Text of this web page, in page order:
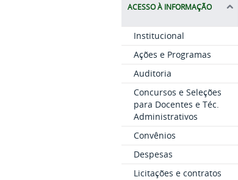
ACESSO À INFORMAÇÃO
Institucional
Ações e Programas
Auditoria
Concursos e Seleções
para Docentes e Téc.
Administrativos
Convênios
Despesas
Licitações e contratos